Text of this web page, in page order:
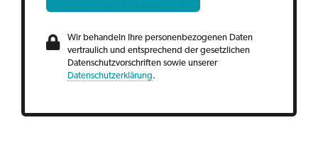
Wir behandeln Ihre personenbezogenen Daten
vertraulich und entsprechend der gesetzlichen
Datenschutzvorschriften sowie unserer
Datenschutzerklärung.